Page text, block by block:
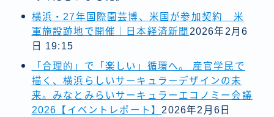
横浜・27年国際園芸博、米国が参加契約 米
軍施設跡地で開催｜日本経済新聞 2026年2月6
日 19:15
「合理的」で「楽しい」循環へ。 産官学民で
描く、横浜らしいサーキュラーデザインの未
来。みなとみらいサーキュラーエコノミー会議
2026【イベントレポート】 2026年2月6日